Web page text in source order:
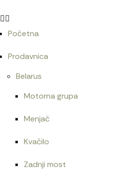
Početna
Prodavnica
Belarus
Motorna grupa
Menjač
Kvačilo
Zadnji most